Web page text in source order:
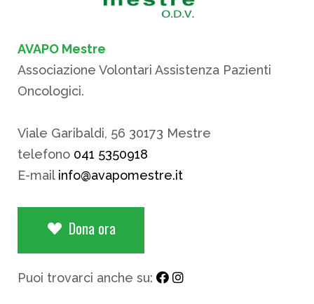
AVAPO Mestre
Associazione Volontari Assistenza Pazienti
Oncologici.
Viale Garibaldi, 56 30173 Mestre
telefono 041 5350918
E-mail info@avapomestre.it
Dona ora
Puoi trovarci anche su: